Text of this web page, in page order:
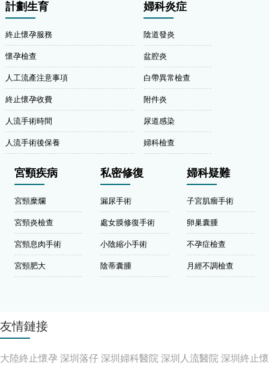
計劃生育
終止懷孕服務
懷孕檢查
人工流產注意事項
終止懷孕收費
人流手術時間
人流手術後保養
婦科炎症
陰道發炎
盆腔炎
白帶異常檢查
附件炎
尿道感染
婦科檢查
宮頸疾病
宮頸糜爛
宮頸炎檢查
宮頸息肉手術
宮頸肥大
私密修復
漏尿手術
處女膜修復手術
小陰縮小手術
陰蒂囊腫
婦科疑難
子宮肌瘤手術
卵巢囊腫
不孕症檢查
月經不調檢查
友情鏈接
大陸終止懷孕 深圳落仔深圳婦科醫院深圳人流醫院深圳終止懷